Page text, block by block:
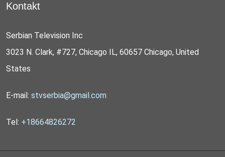
Kontakt
Serbian Television Inc
3023 N. Clark, #727, Chicago IL, 60657 Chicago, United
States
E-mail: stvserbia@gmail.com
Tel: +18664826272